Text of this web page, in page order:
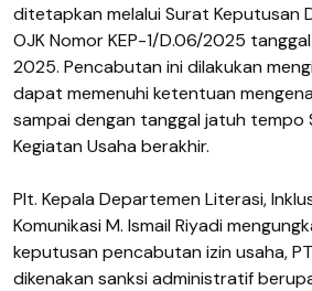
ditetapkan melalui Surat Keputusan
OJK Nomor KEP-1/D.06/2025
2025. Pencabutan ini dilakukan
dapat memenuhi ketentuan
sampai dengan tanggal jatuh tempo
Kegiatan Usaha berakhir.
Plt. Kepala Departemen Literasi,
Komunikasi M. Ismail Riyadi
keputusan pencabutan izin usaha,
dikenakan sanksi administratif